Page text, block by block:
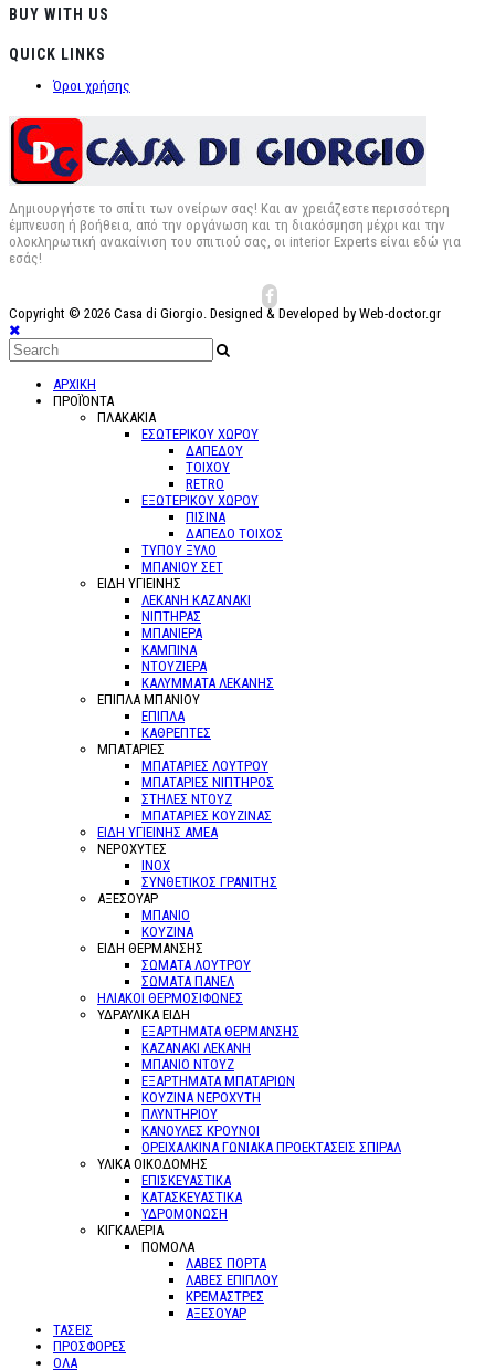
BUY WITH US
QUICK LINKS
Όροι χρήσης
Δημιουργήστε το σπίτι των ονείρων σας! Και αν χρειάζεστε περισσότερη
έμπνευση ή βοήθεια, από την οργάνωση και τη διακόσμηση μέχρι και την
ολοκληρωτική ανακαίνιση του σπιτιού σας, οι interior Experts είναι εδώ για
εσάς!
Copyright © 2026 Casa di Giorgio. Designed & Developed by Web-doctor.gr
ΑΡΧΙΚΗ
ΠΡΟΪΌΝΤΑ
ΠΛΑΚΑΚΙΑ
ΕΣΩΤΕΡΙΚΟΥ ΧΩΡΟΥ
ΔΑΠΕΔΟΥ
ΤΟΙΧΟΥ
RETRO
ΕΞΩΤΕΡΙΚΟΥ ΧΩΡΟΥ
ΠΙΣΙΝΑ
ΔΑΠΕΔΟ ΤΟΙΧΟΣ
ΤΥΠΟΥ ΞΥΛΟ
ΜΠΑΝΙΟΥ ΣΕΤ
ΕΙΔΗ ΥΓΙΕΙΝΗΣ
ΛΕΚΑΝΗ ΚΑΖΑΝΑΚΙ
ΝΙΠΤΗΡΑΣ
ΜΠΑΝΙΕΡΑ
ΚΑΜΠΙΝΑ
ΝΤΟΥΖΙΕΡΑ
ΚΑΛΥΜΜΑΤΑ ΛΕΚΑΝΗΣ
ΕΠΙΠΛΑ ΜΠΑΝΙΟΥ
ΕΠΙΠΛΑ
ΚΑΘΡΕΠΤΕΣ
ΜΠΑΤΑΡΙΕΣ
ΜΠΑΤΑΡΙΕΣ ΛΟΥΤΡΟΥ
ΜΠΑΤΑΡΙΕΣ ΝΙΠΤΗΡΟΣ
ΣΤΗΛΕΣ ΝΤΟΥΖ
ΜΠΑΤΑΡΙΕΣ ΚΟΥΖΙΝΑΣ
ΕΙΔΗ ΥΓΙΕΙΝΗΣ ΑΜΕΑ
ΝΕΡΟΧΥΤΕΣ
ΙΝΟΧ
ΣΥΝΘΕΤΙΚΟΣ ΓΡΑΝΙΤΗΣ
ΑΞΕΣΟΥΑΡ
ΜΠΑΝΙΟ
ΚΟΥΖΙΝΑ
ΕΙΔΗ ΘΕΡΜΑΝΣΗΣ
ΣΩΜΑΤΑ ΛΟΥΤΡΟΥ
ΣΩΜΑΤΑ ΠΑΝΕΛ
ΗΛΙΑΚΟΙ ΘΕΡΜΟΣΙΦΩΝΕΣ
ΥΔΡΑΥΛΙΚΑ ΕΙΔΗ
ΕΞΑΡΤΗΜΑΤΑ ΘΕΡΜΑΝΣΗΣ
ΚΑΖΑΝΑΚΙ ΛΕΚΑΝΗ
ΜΠΑΝΙΟ ΝΤΟΥΖ
ΕΞΑΡΤΗΜΑΤΑ ΜΠΑΤΑΡΙΩΝ
ΚΟΥΖΙΝΑ ΝΕΡΟΧΥΤΗ
ΠΛΥΝΤΗΡΙΟΥ
ΚΑΝΟΥΛΕΣ ΚΡΟΥΝΟΙ
ΟΡΕΙΧΑΛΚΙΝΑ ΓΩΝΙΑΚΑ ΠΡΟΕΚΤΑΣΕΙΣ ΣΠΙΡΑΛ
ΥΛΙΚΑ ΟΙΚΟΔΟΜΗΣ
ΕΠΙΣΚΕΥΑΣΤΙΚΑ
ΚΑΤΑΣΚΕΥΑΣΤΙΚΑ
ΥΔΡΟΜΟΝΩΣΗ
ΚΙΓΚΑΛΕΡΙΑ
ΠΟΜΟΛΑ
ΛΑΒΕΣ ΠΟΡΤΑ
ΛΑΒΕΣ ΕΠΙΠΛΟΥ
ΚΡΕΜΑΣΤΡΕΣ
ΑΞΕΣΟΥΑΡ
ΤΑΣΕΙΣ
ΠΡΟΣΦΟΡΕΣ
ΟΛΑ